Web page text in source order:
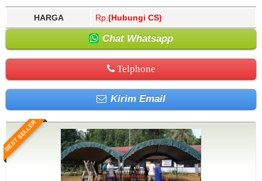
HARGA Rp. (Hubungi CS)
Chat Whatsapp
Telphone
Kirim Email
BEST SELLER